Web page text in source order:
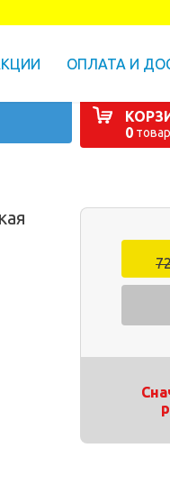
ОПЛАТА И
0